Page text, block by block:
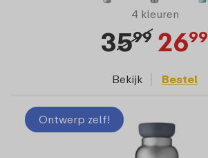
4 kleuren
3599 2699
Bekijk Bestel
Ontwerp zelf!